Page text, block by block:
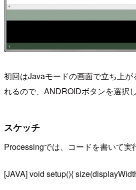
初回はJavaモードの画面で立ち上
れるので、ANDROIDボタンを選択
スケッチ
Processingでは、コードを書いて実
[JAVA] void setup(){